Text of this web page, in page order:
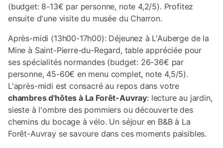
(budget: 8-13€ par personne, note 4,2/5). Profitez
ensuite d'une visite du musée du Charron.
Après-midi (13h00-17h00): Déjeunez à L'Auberge de la
Mine à Saint-Pierre-du-Regard, table appréciée pour
ses spécialités normandes (budget: 26-36€ par
personne, 45-60€ en menu complet, note 4,5/5).
L'après-midi est consacré au repos dans votre
chambres d'hôtes à La Forêt-Auvray: lecture au jardin,
sieste à l'ombre des pommiers ou découverte des
chemins du bocage à vélo. Un séjour en B&B à La
Forêt-Auvray se savoure dans ces moments paisibles.